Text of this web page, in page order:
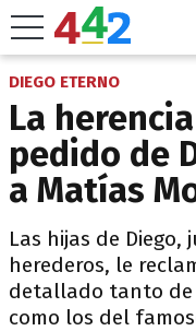
DIEGO ETERNO
La
pedido de
a Matías
Las hijas de
herederos, le
detallado tanto de
como los del